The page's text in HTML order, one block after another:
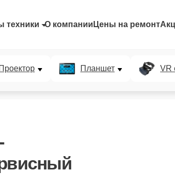
техники О компании Цены на ремонт
Проектор Планшет VR